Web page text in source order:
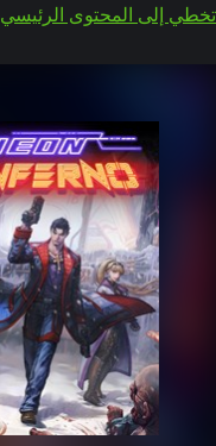
تخطي إلى المحتوى الرئيسي